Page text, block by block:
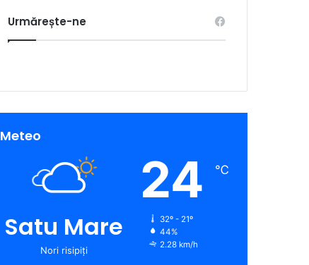
Urmărește-ne
Meteo
Satu Mare
Nori risipiți
24 ℃
32º - 21º
44%
2.28 km/h